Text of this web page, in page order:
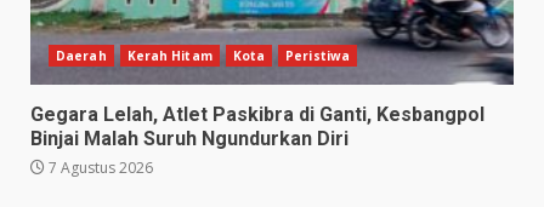
Daerah Kerah Hitam Kota Peristiwa
Gegara Lelah, Atlet Paskibra di Ganti, Kesbangpol
Binjai Malah Suruh Ngundurkan Diri
7 Agustus 2026